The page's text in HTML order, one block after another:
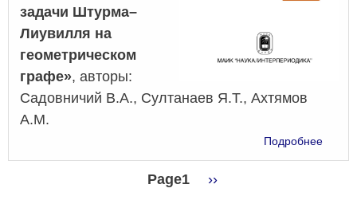
задачи Штурма–
Лиувилля на
геометрическом
графе», авторы:
Садовничий В.А., Султанаев Я.Т., Ахтямов
А.М.
Подробнее
Page1
Следующая
››